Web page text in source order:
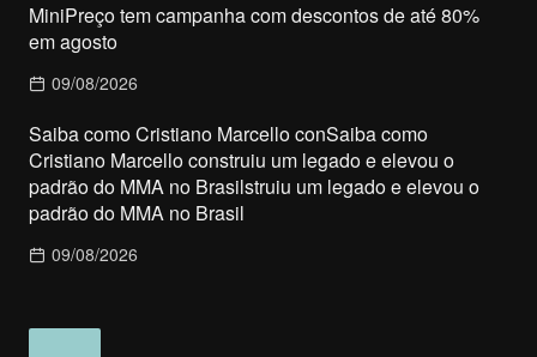
MiniPreço tem campanha com descontos de até 80%
em agosto
09/08/2026
Saiba como Cristiano Marcello conSaiba como
Cristiano Marcello construiu um legado e elevou o
padrão do MMA no Brasilstruiu um legado e elevou o
padrão do MMA no Brasil
09/08/2026